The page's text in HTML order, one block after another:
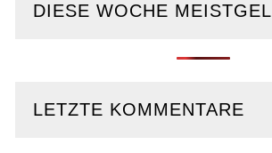
DIESE WOCHE
LETZTE KOMMENTARE